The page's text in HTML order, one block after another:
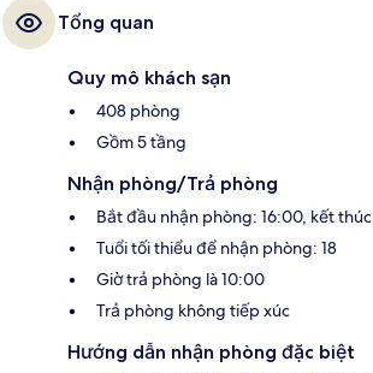
Tổng quan
Quy mô khách sạn
408 phòng
Gồm 5 tầng
Nhận phòng/Trả phòng
Bắt đầu nhận phòng: 16:00, kết
Tuổi tối thiểu để nhận phòng: 18
Giờ trả phòng là 10:00
Trả phòng không tiếp xúc
Hướng dẫn nhận phòng đặc biệt